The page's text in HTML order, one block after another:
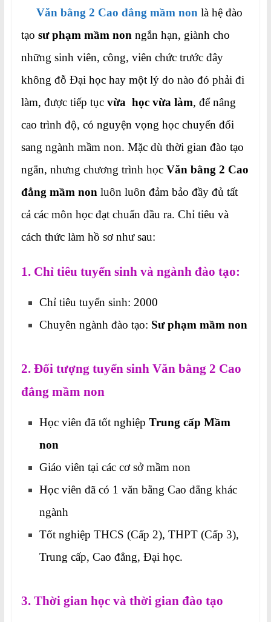
Văn bằng 2 Cao đẳng mầm nonlà hệ đào
tạo sư phạm mầm nonngắn hạn, giành cho
những sinh viên, công, viên chức trước đây
không đỗ Đại học hay một lý do nào đó phải đi
làm, được tiếp tục vừa học vừa làm, để nâng
cao trình độ, có nguyện vọng học chuyển đổi
sang ngành mầm non. Mặc dù thời gian đào tạo
ngắn, nhưng chương trình học Văn bằng 2 Cao
đẳng mầm non luôn luôn đảm bảo đầy đủ tất
cả các môn học đạt chuẩn đầu ra. Chỉ tiêu và
cách thức làm hồ sơ như sau:
1. Chỉ tiêu tuyển sinh và ngành đào tạo:
Chỉ tiêu tuyển sinh: 2000
Chuyên ngành đào tạo: Sư phạm mầm non
2. Đối tượng tuyển sinh Văn bằng 2 Cao
đẳng mầm non
Học viên đã tốt nghiệp Trung cấp Mầm
non
Giáo viên tại các cơ sở mầm non
Học viên đã có 1 văn bằng Cao đẳng khác
ngành
Tốt nghiệp THCS (Cấp 2), THPT (Cấp 3),
Trung cấp, Cao đẳng, Đại học.
3. Thời gian học và thời gian đào tạo